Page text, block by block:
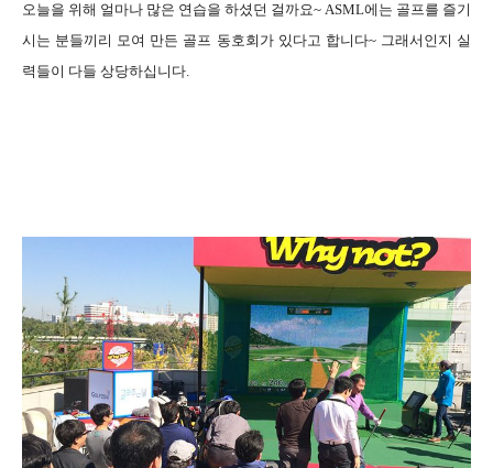
오늘을 위해 얼마나 많은 연습을 하셨던 걸까요~ ASML에는 골프를 즐기
시는 분들끼리 모여 만든 골프 동호회가 있다고 합니다~ 그래서인지 실
력들이 다들 상당하십니다.